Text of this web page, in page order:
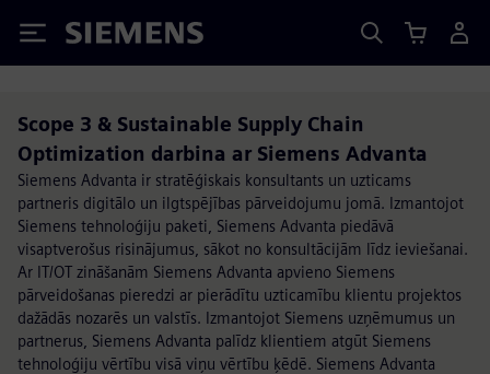
Siemens
Scope 3 & Sustainable Supply Chain
Optimization darbina ar Siemens Advanta
Siemens Advanta ir stratēģiskais konsultants un uzticams
partneris digitālo un ilgtspējības pārveidojumu jomā. Izmantojot
Siemens tehnoloģiju paketi, Siemens Advanta piedāvā
visaptverošus risinājumus, sākot no konsultācijām līdz ieviešanai.
Ar IT/OT zināšanām Siemens Advanta apvieno Siemens
pārveidošanas pieredzi ar pierādītu uzticamību klientu projektos
dažādās nozarēs un valstīs. Izmantojot Siemens uzņēmumus un
partnerus, Siemens Advanta palīdz klientiem atgūt Siemens
tehnoloģiju vērtību visā viņu vērtību ķēdē. Siemens Advanta